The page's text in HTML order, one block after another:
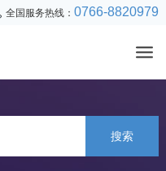
全国服务热线：0766-8820979
搜索